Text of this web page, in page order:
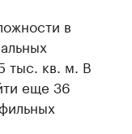
в
тыс. кв. м. В
еще 36